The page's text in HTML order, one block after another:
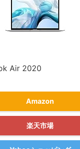
Air 2020
Amazon
楽天市場